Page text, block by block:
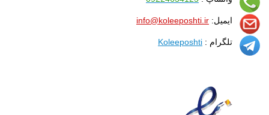
ایمیل: info@koleeposhti.ir
تلگرام : Koleeposhti